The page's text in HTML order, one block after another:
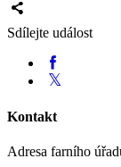
Sdílejte událost
Kontakt
Adresa farního